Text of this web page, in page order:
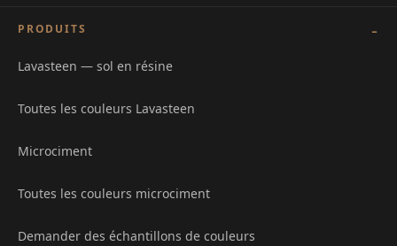
PRODUITS
Lavasteen — sol en résine
Toutes les couleurs Lavasteen
Microciment
Toutes les couleurs microciment
Demander des échantillons de couleurs